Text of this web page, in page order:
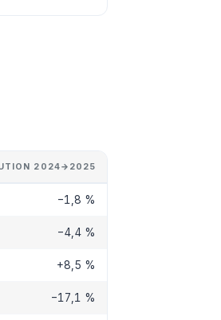
2024→2025
−1,8 %
−4,4 %
+8,5 %
−17,1 %